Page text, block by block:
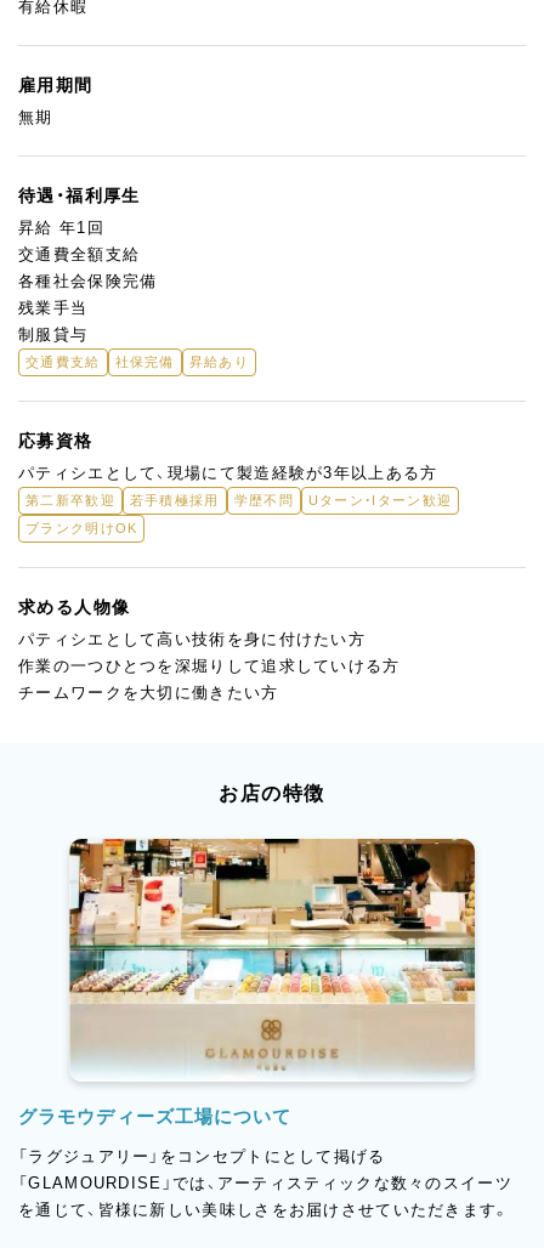
有給休暇
雇用期間
無期
待遇・福利厚生
昇給 年1回
交通費全額支給
各種社会保険完備
残業手当
制服貸与
交通費支給 社保完備 昇給あり
応募資格
パティシエとして、現場にて製造経験が3年以上ある方
第二新卒歓迎 若手積極採用 学歴不問
Uターン・Iターン歓迎
ブランク明けOK
求める人物像
パティシエとして高い技術を身に付けたい方
作業の一つひとつを深堀りして追求していける方
チームワークを大切に働きたい方
お店の特徴
グラモウディーズ工場について
「ラグジュアリー」をコンセプトにとして掲げる
「GLAMOURDISE」では、アーティスティックな数々のスイーツ
を通じて、皆様に新しい美味しさをお届けさせていただきます。